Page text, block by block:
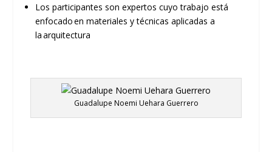
Los participantes son expertoscuyo trabajo está
enfocado en materiales y técnicas aplicadas a
la arquitectura
Guadalupe Noemi Uehara Guerrero